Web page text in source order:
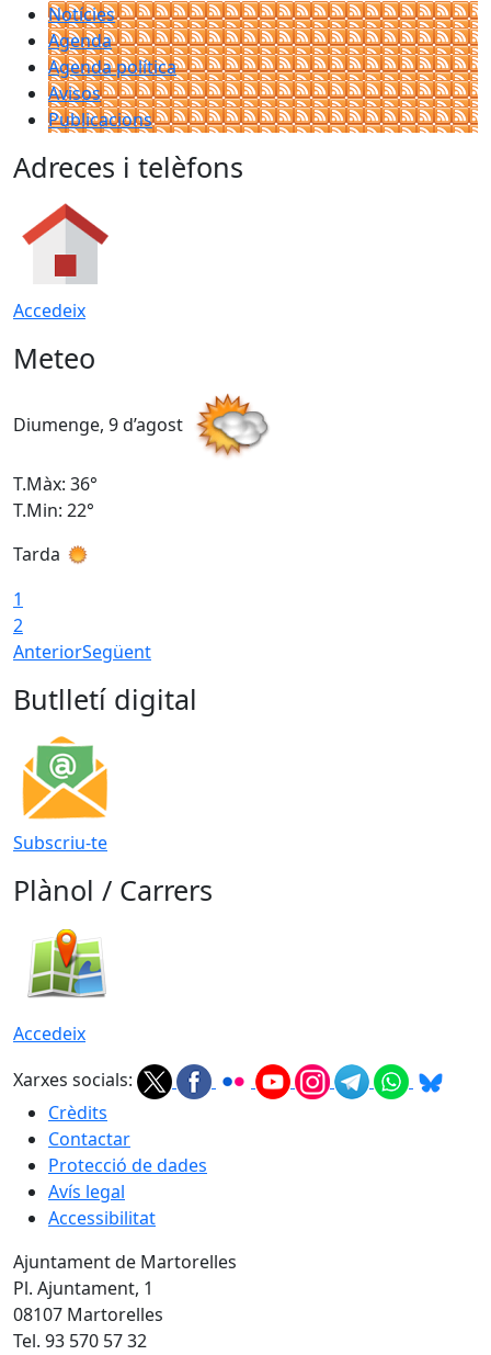
Notícies
Agenda
Agenda política
Avisos
Publicacions
Adreces i telèfons
Accedeix
Meteo
Diumenge, 9 d’agost
T.Màx: 36°
T.Min: 22°
Tarda
1
2
AnteriorSegüent
Butlletí digital
Subscriu-te
Plànol / Carrers
Accedeix
Xarxes socials:
Crèdits
Contactar
Protecció de dades
Avís legal
Accessibilitat
Ajuntament de Martorelles
Pl. Ajuntament, 1
08107 Martorelles
Tel. 93 570 57 32